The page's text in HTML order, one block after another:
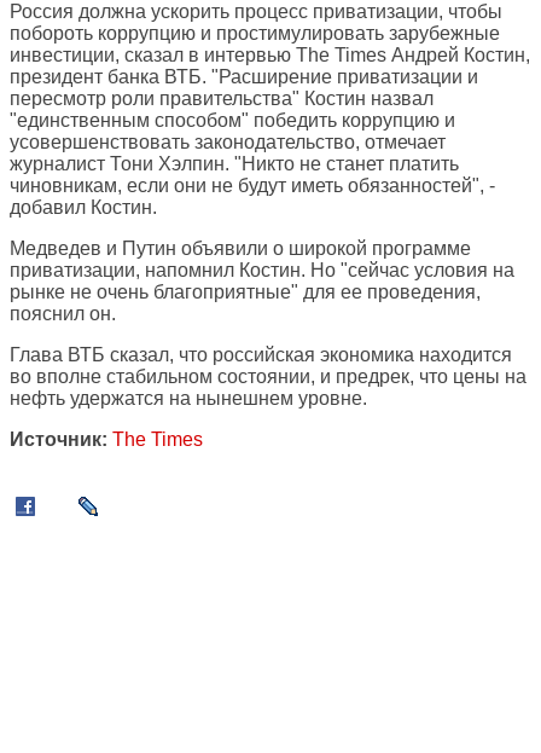
Россия должна ускорить процесс приватизации, чтобы
побороть коррупцию и простимулировать зарубежные
инвестиции, сказал в интервью The Times Андрей Костин,
президент банка ВТБ. "Расширение приватизации и
пересмотр роли правительства" Костин назвал
"единственным способом" победить коррупцию и
усовершенствовать законодательство, отмечает
журналист Тони Хэлпин. "Никто не станет платить
чиновникам, если они не будут иметь обязанностей", -
добавил Костин.
Медведев и Путин объявили о широкой программе
приватизации, напомнил Костин. Но "сейчас условия на
рынке не очень благоприятные" для ее проведения,
пояснил он.
Глава ВТБ сказал, что российская экономика находится
во вполне стабильном состоянии, и предрек, что цены на
нефть удержатся на нынешнем уровне.
Источник: The Times